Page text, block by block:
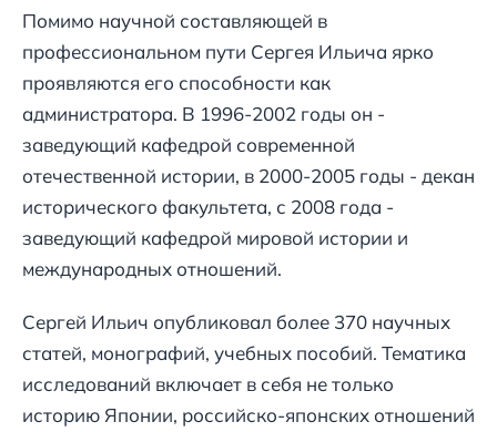
Помимо научной составляющей в
профессиональном пути Сергея Ильича ярко
проявляются его способности как
администратора. В 1996-2002 годы он -
заведующий кафедрой современной
отечественной истории, в 2000-2005 годы - декан
исторического факультета, с 2008 года -
заведующий кафедрой мировой истории и
международных отношений.
Сергей Ильич опубликовал более 370 научных
статей, монографий, учебных пособий. Тематика
исследований включает в себя не только
историю Японии, российско-японских отношений